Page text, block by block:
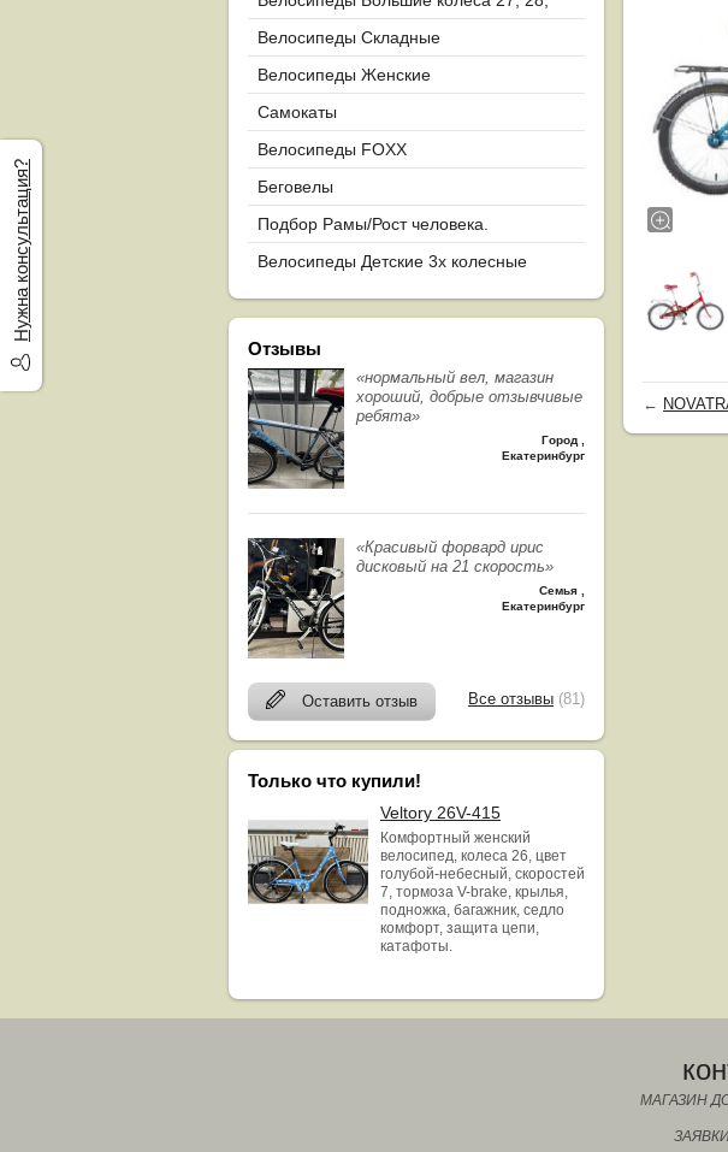
29
Велосипеды Складные
Велосипеды Женские
Самокаты
Велосипеды FOXX
Беговелы
Подбор Рамы/Рост человека.
Велосипеды Детские 3х колесные
Отзывы
«нормальный вел, магазин
хороший, добрые отзывчивые
ребята»
Город
Екатеринбург
«Красивый форвард ирис
дисковый на 21 скорость»
Семья
Екатеринбург
Оставить отзыв Все отзывы (81)
Только что купили!
Veltory 26V-415
Комфортный женский
велосипед, колеса 26, цвет
голубой-небесный, скоростей
7, тормоза V-brake, крылья,
подножка, багажник, седло
комфорт, защита цепи,
катафоты.
←
МАГАЗИН
Нужна консультация?